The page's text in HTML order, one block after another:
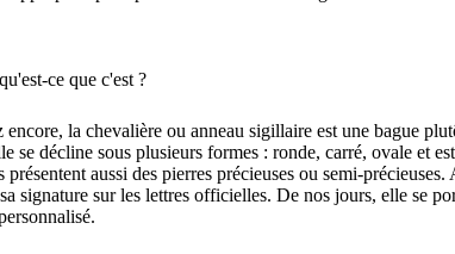
ce que c'est ?
encore, la chevalière ou anneau sigillaire est une bague
se décline sous plusieurs formes : ronde, carré, ovale et
présentent aussi des pierres précieuses ou semi-
signature sur les lettres officielles. De nos jours, elle se